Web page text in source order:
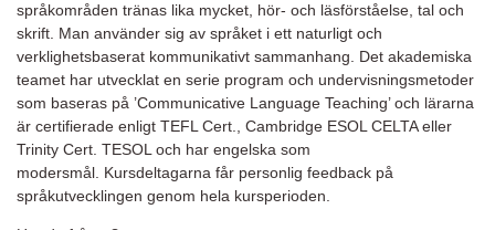
språkområden tränas lika mycket, hör- och läsförståelse, tal och
skrift. Man använder sig av språket i ett naturligt och
verklighetsbaserat kommunikativt sammanhang. Det akademiska
teamet har utvecklat en serie program och undervisningsmetoder
som baseras på ’Communicative Language Teaching’ och lärarna
är certifierade enligt TEFL Cert., Cambridge ESOL CELTA eller
Trinity Cert. TESOL och har engelska som
modersmål. Kursdeltagarna får personlig feedback på
språkutvecklingen genom hela kursperioden.